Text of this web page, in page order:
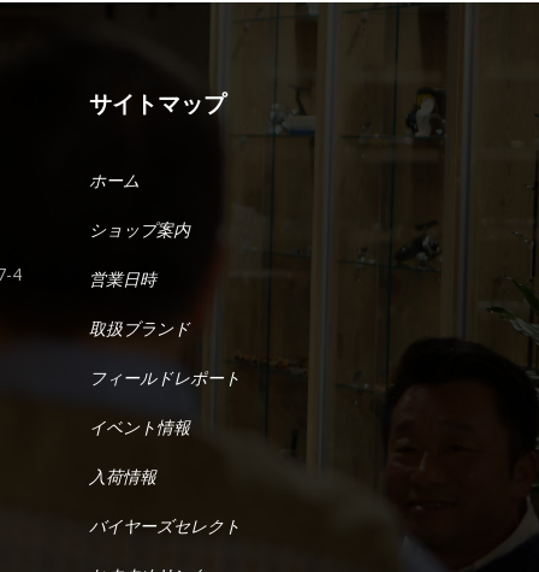
4
サイトマップ
ホーム
ショップ案内
営業日時
取扱ブランド
フィールドレポート
イベント情報
入荷情報
バイヤーズセレクト